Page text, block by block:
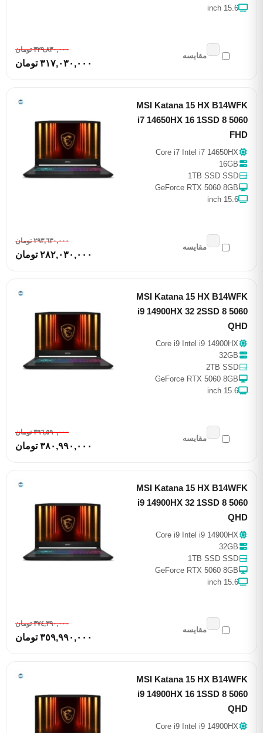
15.6 inch
٣٢٩,٨٣٠,٠٠٠ تومان
٣١٧,٠٣٠,٠٠٠ تومان
مقایسه
MSI Katana 15 HX B14WFK
i7 14650HX 16 1SSD 8 5060
FHD
Core i7 Intel i7 14650HX
16GB
1TB SSD SSD
GeForce RTX 5060 8GB
15.6 inch
٢٩٣,٦٣٠,٠٠٠ تومان
٢٨٢,٠٣٠,٠٠٠ تومان
مقایسه
MSI Katana 15 HX B14WFK
i9 14900HX 32 2SSD 8 5060
QHD
Core i9 Intel i9 14900HX
32GB
2TB SSD
GeForce RTX 5060 8GB
15.6 inch
٣٩٦,٥٩٠,٠٠٠ تومان
٣٨٠,٩٩٠,٠٠٠ تومان
مقایسه
MSI Katana 15 HX B14WFK
i9 14900HX 32 1SSD 8 5060
QHD
Core i9 Intel i9 14900HX
32GB
1TB SSD SSD
GeForce RTX 5060 8GB
15.6 inch
٣٧٤,٣٩٠,٠٠٠ تومان
٣٥٩,٩٩٠,٠٠٠ تومان
مقایسه
MSI Katana 15 HX B14WFK
i9 14900HX 16 1SSD 8 5060
QHD
Core i9 Intel i9 14900HX